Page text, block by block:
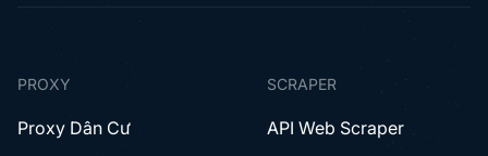
PROXY
Proxy Dân Cư
SCRAPER
API Web Scraper